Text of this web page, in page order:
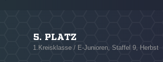
5. PLATZ
1.Kreisklasse / E-Junioren, Staffel 9, Herbst